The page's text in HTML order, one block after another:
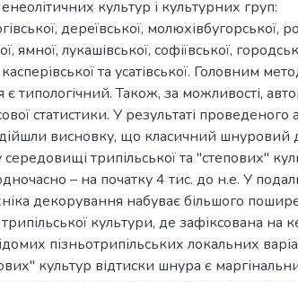
культур і культурних груп:
дереївської, молюхівбугорської,
ямної, лукашівської, софіївської,
та усатівської. Головним
типологічний. Також, за можливості,
статистики. У результаті проведеного
висновку, що класичний шнуровий
середовищі трипільської та "степових"
– на початку 4 тис. до н.е. У
декорування набуває більшого
культури, де зафіксована на
пізньотрипільських локальних
культур відтиски шнура є